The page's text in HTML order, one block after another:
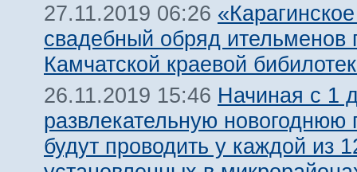
27.11.2019 06:26
свадебный обряд ительменов
Камчатской краевой
26.11.2019 15:46 Начиная с 1
развлекательную новогоднюю
будут проводить у каждой из